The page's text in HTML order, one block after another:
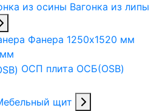
из осины Вагонка из липы
Фанера 1250х1520 мм
ОСП плита ОСБ(OSB)
щит